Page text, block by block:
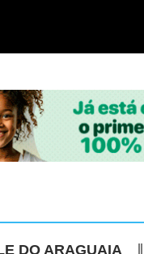
DO ARAGUAIA